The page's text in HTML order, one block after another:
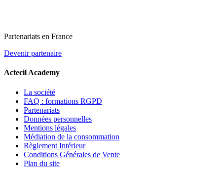
Partenariats en France
Devenir partenaire
Actecil Academy
La société
FAQ : formations RGPD
Partenariats
Données personnelles
Mentions légales
Médiation de la consommation
Règlement Intérieur
Conditions Générales de Vente
Plan du site